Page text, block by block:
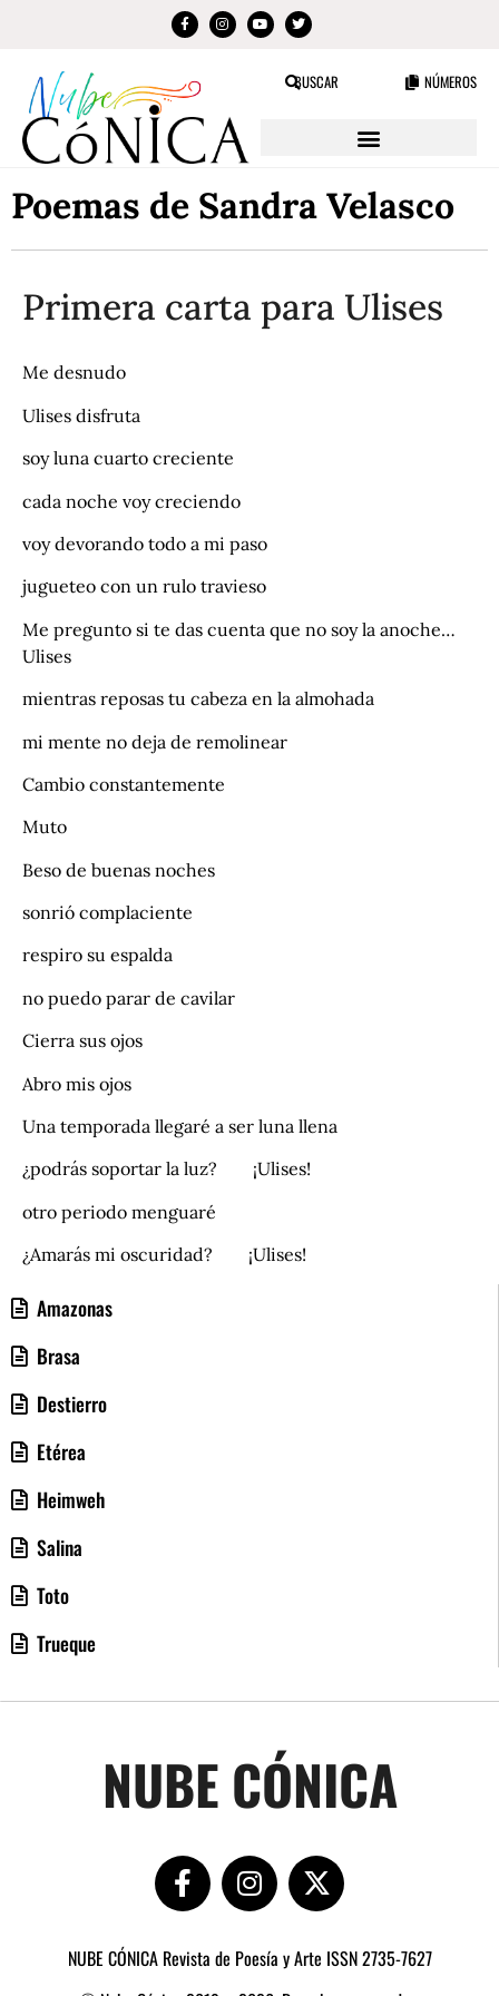
BUSCAR NÚMEROS
Poemas de Sandra Velasco
Amazonas
Brasa
Destierro
Etérea
Heimweh
Salina
Toto
Trueque
Primera carta para Ulises
Me desnudo
Ulises disfruta
soy luna cuarto creciente
cada noche voy creciendo
voy devorando todo a mi paso
jugueteo con un rulo travieso
Me pregunto si te das cuenta que no soy la anoche…
Ulises
mientras reposas tu cabeza en la almohada
mi mente no deja de remolinear
Cambio constantemente
Muto
Beso de buenas noches
sonrió complaciente
respiro su espalda
no puedo parar de cavilar
Cierra sus ojos
Abro mis ojos
Una temporada llegaré a ser luna llena
¿podrás soportar la luz? ¡Ulises!
otro periodo menguaré
¿Amarás mi oscuridad? ¡Ulises!
NUBE CÓNICA
NUBE CÓNICA Revista de Poesía y Arte ISSN 2735-7627